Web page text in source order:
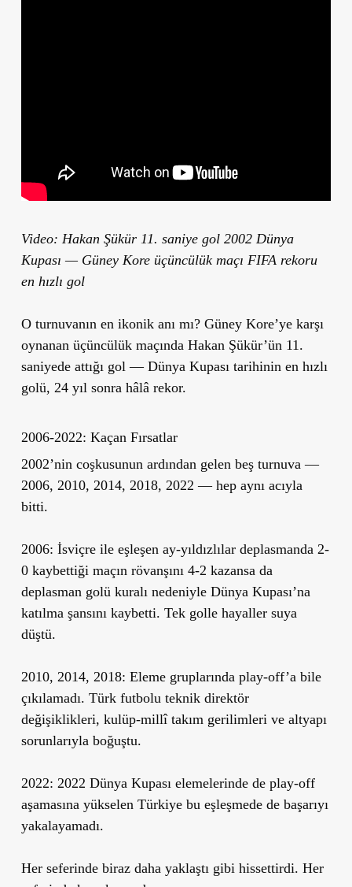
Video: Hakan Şükür 11. saniye gol 2002 Dünya
Kupası — Güney Kore üçüncülük maçı FIFA rekoru
en hızlı gol
O turnuvanın en ikonik anı mı? Güney Kore’ye karşı
oynanan üçüncülük maçında Hakan Şükür’ün 11.
saniyede attığı gol — Dünya Kupası tarihinin en hızlı
golü, 24 yıl sonra hâlâ rekor.
2006-2022: Kaçan Fırsatlar
2002’nin coşkusunun ardından gelen beş turnuva —
2006, 2010, 2014, 2018, 2022 — hep aynı acıyla
bitti.
2006: İsviçre ile eşleşen ay-yıldızlılar deplasmanda 2-
0 kaybettiği maçın rövanşını 4-2 kazansa da
deplasman golü kuralı nedeniyle Dünya Kupası’na
katılma şansını kaybetti. Tek golle hayaller suya
düştü.
2010, 2014, 2018: Eleme gruplarında play-off’a bile
çıkılamadı. Türk futbolu teknik direktör
değişiklikleri, kulüp-millî takım gerilimleri ve altyapı
sorunlarıyla boğuştu.
2022: 2022 Dünya Kupası elemelerinde de play-off
aşamasına yükselen Türkiye bu eşleşmede de başarıyı
yakalayamadı.
Her seferinde biraz daha yaklaştı gibi hissettirdi. Her